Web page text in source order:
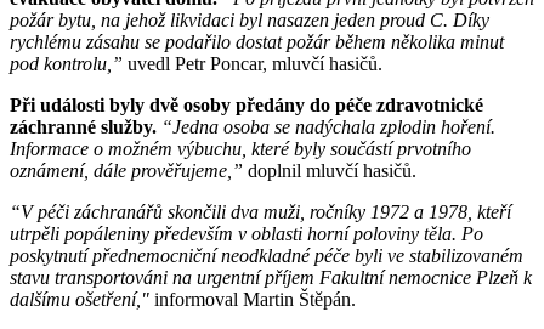
požár bytu, na jehož likvidaci byl nasazen jeden proud C. Díky
rychlému zásahu se podařilo dostat požár během několika minut
pod kontrolu,” uvedl Petr Poncar, mluvčí hasičů.
Při události byly dvě osoby předány do péče zdravotnické
záchranné služby. “Jedna osoba se nadýchala zplodin hoření.
Informace o možném výbuchu, které byly součástí prvotního
oznámení, dále prověřujeme,” doplnil mluvčí hasičů.
“V péči záchranářů skončili dva muži, ročníky 1972 a 1978, kteří
utrpěli popáleniny především v oblasti horní poloviny těla. Po
poskytnutí přednemocniční neodkladné péče byli ve stabilizovaném
stavu transportováni na urgentní příjem Fakultní nemocnice Plzeň k
dalšímu ošetření," informoval Martin Štěpán.